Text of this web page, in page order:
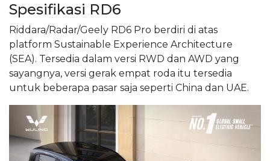
Spesifikasi RD6
Riddara/Radar/Geely RD6 Pro berdiri di atas
platform Sustainable Experience Architecture
(SEA). Tersedia dalam versi RWD dan AWD yang
sayangnya, versi gerak empat roda itu tersedia
untuk beberapa pasar saja seperti China dan UAE.